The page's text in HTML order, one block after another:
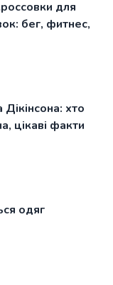
для
бег, фитнес,
хто
цікаві факти
одяг